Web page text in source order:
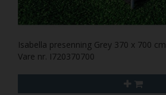
Isabella presenning Grey 370 x 700 cm
Vare nr. I720370700